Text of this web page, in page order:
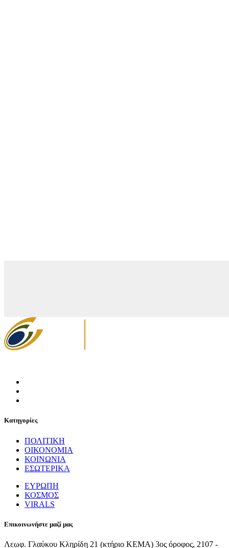
Κατηγορίες
ΠΟΛΙΤΙΚΗ
ΟΙΚΟΝΟΜΙΑ
ΚΟΙΝΩΝΙΑ
ΕΣΩΤΕΡΙΚΑ
ΕΥΡΩΠΗ
ΚΟΣΜΟΣ
VIRALS
Επικοινωνήστε μαζί μας
Λεωφ. Γλαύκου Κληρίδη 21 (κτήριο ΚΕΜΑ) 3ος όροφος, 2107 -